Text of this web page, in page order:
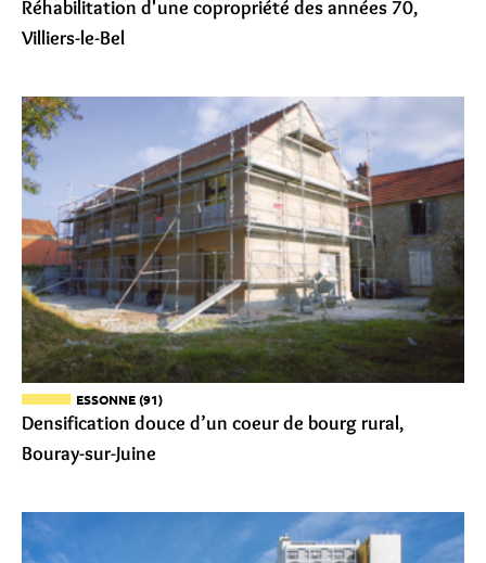
Réhabilitation d'une copropriété des années 70,
Villiers-le-Bel
ESSONNE (91)
Densification douce d’un coeur de bourg rural,
Bouray-sur-Juine